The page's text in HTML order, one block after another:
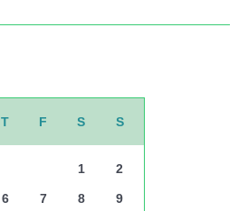
T F S S
1 2
6 7 8 9